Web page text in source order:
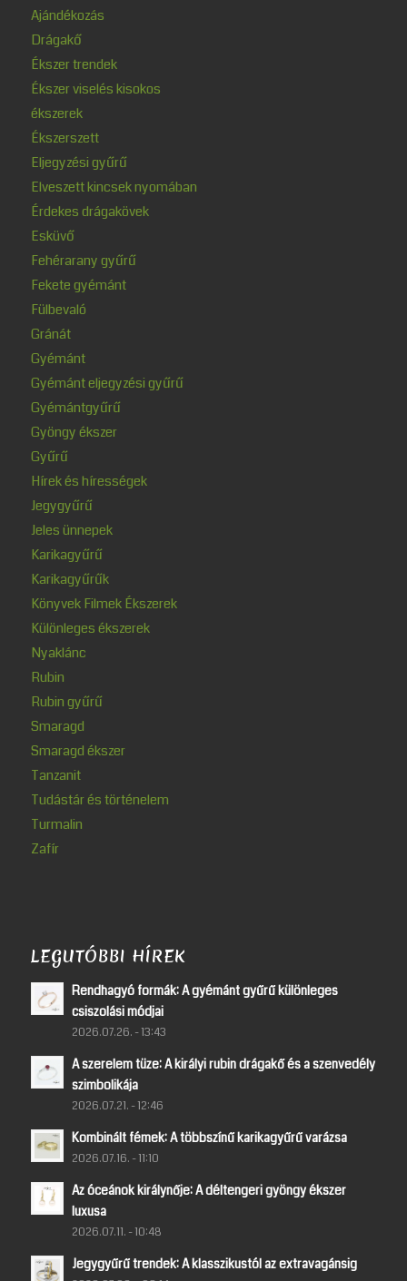
Ajándékozás
Drágakő
Ékszer trendek
Ékszer viselés kisokos
ékszerek
Ékszerszett
Eljegyzési gyűrű
Elveszett kincsek nyomában
Érdekes drágakövek
Esküvő
Fehérarany gyűrű
Fekete gyémánt
Fülbevaló
Gránát
Gyémánt
Gyémánt eljegyzési gyűrű
Gyémántgyűrű
Gyöngy ékszer
Gyűrű
Hírek és hírességek
Jegygyűrű
Jeles ünnepek
Karikagyűrű
Karikagyűrűk
Könyvek Filmek Ékszerek
Különleges ékszerek
Nyaklánc
Rubin
Rubin gyűrű
Smaragd
Smaragd ékszer
Tanzanit
Tudástár és történelem
Turmalin
Zafír
LEGUTÓBBI HÍREK
Rendhagyó formák: A gyémánt gyűrű különleges
csiszolási módjai
2026.07.26. - 13:43
A szerelem tüze: A királyi rubin drágakő és a szenvedély
szimbolikája
2026.07.21. - 12:46
Kombinált fémek: A többszínű karikagyűrű varázsa
2026.07.16. - 11:10
Az óceánok királynője: A déltengeri gyöngy ékszer
luxusa
2026.07.11. - 10:48
Jegygyűrű trendek: A klasszikustól az extravagánsig